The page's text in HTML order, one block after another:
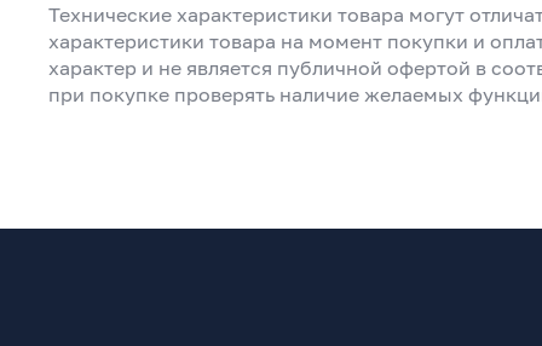
Технические характеристики товара могут
характеристики товара на момент покупки и
характер и не является публичной офертой в
при покупке проверять наличие желаемых